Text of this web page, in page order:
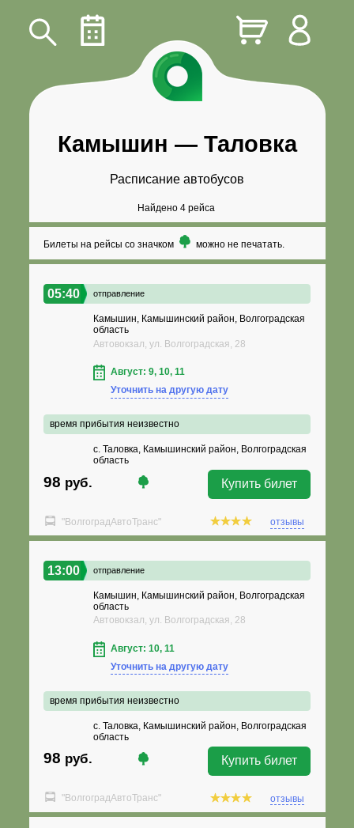
Камышин — Таловка
Расписание автобусов
Найдено 4 рейса
Билеты на рейсы со значком можно не печатать.
05:40 отправление
Камышин, Камышинский район, Волгоградская
область
Автовокзал, ул. Волгоградская, 28
Август: 9, 10, 11
Уточнить на другую дату
время прибытия неизвестно
с. Таловка, Камышинский район, Волгоградская
область
98 руб. Купить билет
"ВолгоградАвтоТранс" отзывы
13:00 отправление
Камышин, Камышинский район, Волгоградская
область
Автовокзал, ул. Волгоградская, 28
Август: 10, 11
Уточнить на другую дату
время прибытия неизвестно
с. Таловка, Камышинский район, Волгоградская
область
98 руб. Купить билет
"ВолгоградАвтоТранс" отзывы